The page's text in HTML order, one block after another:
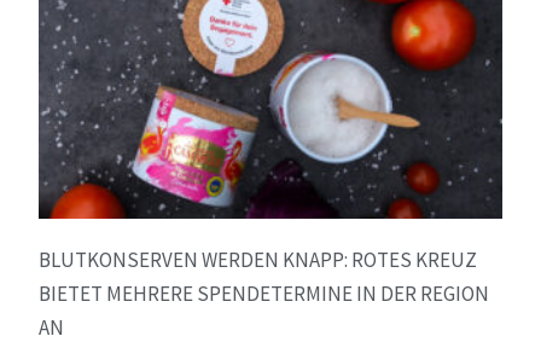
BLUTKONSERVEN WERDEN KNAPP: ROTES KREUZ
BIETET MEHRERE SPENDETERMINE IN DER REGION
AN